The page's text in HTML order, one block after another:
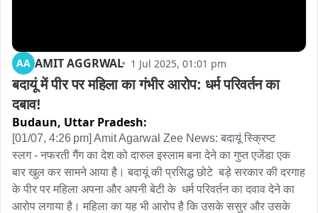
AA AMIT AGGRWAL 1 Jul 2025, 01:01 pm
बदायूं में पीर पर महिला का गंभीर आरोप: धर्म परिवर्तन का
दबाव!
Budaun, Uttar Pradesh:
[01/07, 4:26 pm] Amit Agarwal Zee News: बदायूं स्क्रिप्ट
स्लग - नफरती गैंग का देश को दारुल इस्लाम बना देने का गुप्त एजेंडा एक
बार खुल कर सामने आया है। बदायूं की प्रसिद्ध छोटे  बड़े सरकार की दरगाह
के पीर पर महिला अपना और अपनी बेटी के  धर्म परिवर्तन का दवाव देने का
आरोप लगाया है। महिला का यह भी आरोप है कि उसके ससुर और उसके